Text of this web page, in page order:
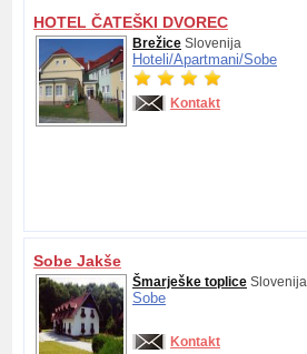
HOTEL ČATEŠKI DVOREC
Brežice Slovenija
Hoteli/Apartmani/Sobe
Kontakt
Sobe Jakše
Šmarješke toplice Slovenija
Sobe
Kontakt